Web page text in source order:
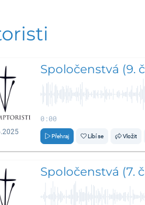
Spoločenstvá (9.
0:00
Přehraj Líbí se Vložit
Spoločenstvá (7.